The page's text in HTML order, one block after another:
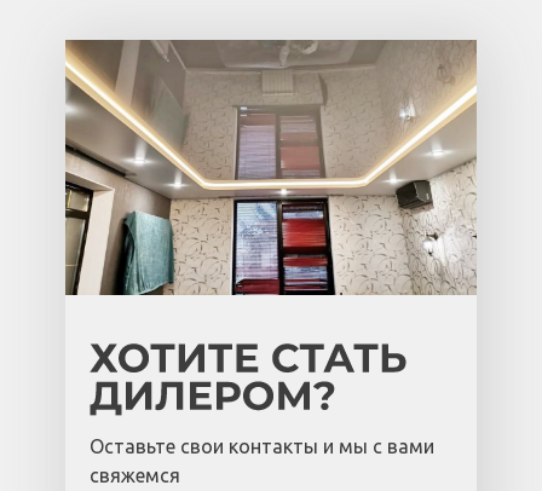
Оставьте свои контакты и мы с вами
свяжемся